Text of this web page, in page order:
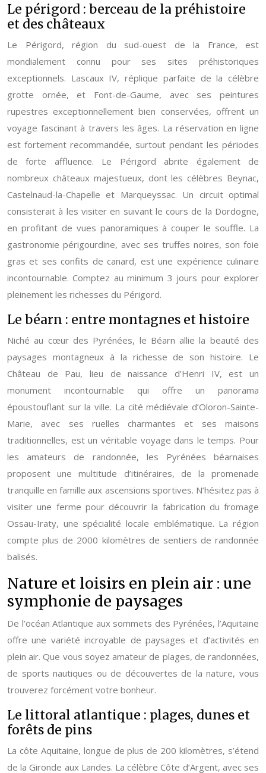
Le périgord : berceau de la préhistoire
et des châteaux
Le Périgord, région du sud-ouest de la France, est
mondialement connu pour ses sites préhistoriques
exceptionnels. Lascaux IV, réplique parfaite de la célèbre
grotte ornée, et Font-de-Gaume, avec ses peintures
rupestres exceptionnellement bien conservées, offrent un
voyage fascinant à travers les âges. La réservation en ligne
est fortement recommandée, surtout pendant les périodes
de forte affluence. Le Périgord abrite également de
nombreux châteaux majestueux, dont les célèbres Beynac,
Castelnaud-la-Chapelle et Marqueyssac. Un circuit optimal
consisterait à les visiter en suivant le cours de la Dordogne,
en profitant de vues panoramiques à couper le souffle. La
gastronomie périgourdine, avec ses truffes noires, son foie
gras et ses confits de canard, est une expérience culinaire
incontournable. Comptez au minimum 3 jours pour explorer
pleinement les richesses du Périgord.
Le béarn : entre montagnes et histoire
Niché au cœur des Pyrénées, le Béarn allie la beauté des
paysages montagneux à la richesse de son histoire. Le
Château de Pau, lieu de naissance d’Henri IV, est un
monument incontournable qui offre un panorama
époustouflant sur la ville. La cité médiévale d’Oloron-Sainte-
Marie, avec ses ruelles charmantes et ses maisons
traditionnelles, est un véritable voyage dans le temps. Pour
les amateurs de randonnée, les Pyrénées béarnaises
proposent une multitude d’itinéraires, de la promenade
tranquille en famille aux ascensions sportives. N’hésitez pas à
visiter une ferme pour découvrir la fabrication du fromage
Ossau-Iraty, une spécialité locale emblématique. La région
compte plus de 2000 kilomètres de sentiers de randonnée
balisés.
Nature et loisirs en plein air : une
symphonie de paysages
De l’océan Atlantique aux sommets des Pyrénées, l’Aquitaine
offre une variété incroyable de paysages et d’activités en
plein air. Que vous soyez amateur de plages, de randonnées,
de sports nautiques ou de découvertes de la nature, vous
trouverez forcément votre bonheur.
Le littoral atlantique : plages, dunes et
forêts de pins
La côte Aquitaine, longue de plus de 200 kilomètres, s’étend
de la Gironde aux Landes. La célèbre Côte d’Argent, avec ses